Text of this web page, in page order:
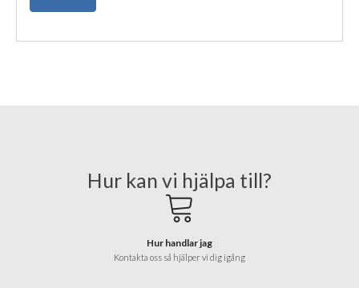
Hur kan vi hjälpa till?
Hur handlar jag
Kontakta oss så hjälper vi dig igång